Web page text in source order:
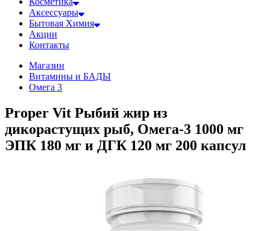
Аксессуары
Бытовая Химия
Акции
Контакты
Магазин
Витамины и БАДЫ
Омега 3
Proper Vit Рыбий жир из
дикорастущих рыб, Омега-3 1000 мг
ЭПК 180 мг и ДГК 120 мг 200 капсул